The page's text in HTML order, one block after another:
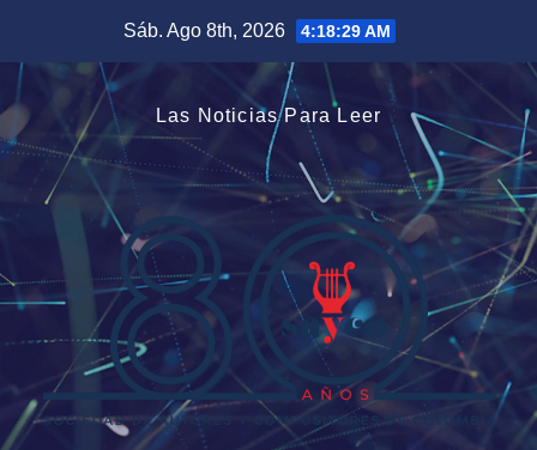
contenido
Sáb. Ago 8th, 2026 4:18:30 AM
Las Noticias Para Leer